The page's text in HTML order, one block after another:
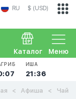
RU $ (USD)
Меню
Каталог
ИША
21:36
Афиша Чай